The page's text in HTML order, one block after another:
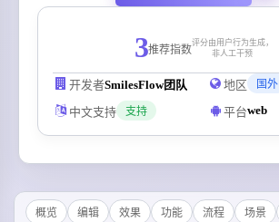
3推荐指数
评分由用户行为生成，
非人工干预
开发者SmilesFlow团队 地区 国外
中文支持 支持 平台web
概览 编辑 效果 功能 流程 场景